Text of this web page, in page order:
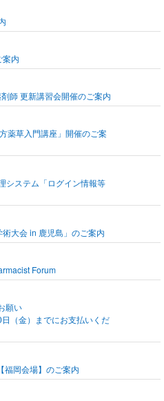
案内
師 更新講習会開催のご案内
薬草入門講座」開催のご案
システム「ログイン情報等
術大会 in 鹿児島」のご案内
Forum
願い
（金）までにお支払いくだ
福岡会場】のご案内